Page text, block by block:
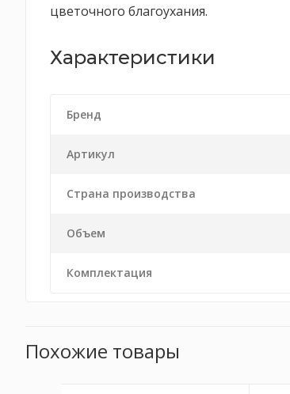
цветочного благоухания.
Характеристики
Бренд
Артикул
Страна производства
Объем
Комплектация
Похожие товары